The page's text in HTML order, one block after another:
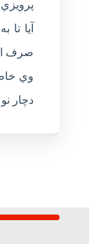
آيا
صرف
وي
دچار